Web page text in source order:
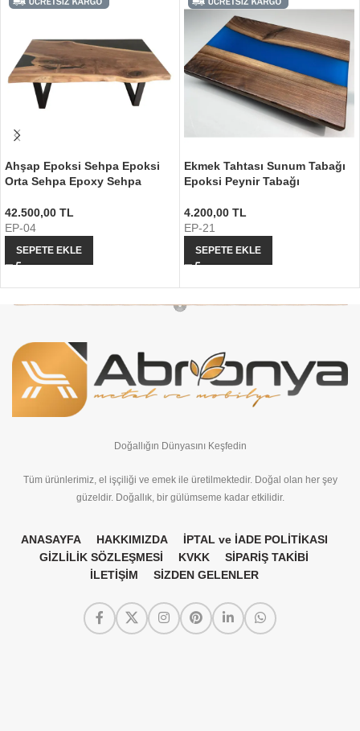
Ahşap Epoksi Sehpa Epoksi
Orta Sehpa Epoxy Sehpa
42.500,00 TL
EP-04
SEPETE EKLE
Ekmek Tahtası Sunum Tabağı
Epoksi Peynir Tabağı
4.200,00 TL
EP-21
SEPETE EKLE
Doğallığın Dünyasını Keşfedin
Tüm ürünlerimiz, el işçiliği ve emek ile üretilmektedir. Doğal olan her şey
güzeldir. Doğallık, bir gülümseme kadar etkilidir.
ANASAYFA HAKKIMIZDA
İPTAL ve İADE POLİTİKASI
GİZLİLİK SÖZLEŞMESİ
KVKK
SİPARİŞ TAKİBİ
İLETİŞİM
SİZDEN GELENLER